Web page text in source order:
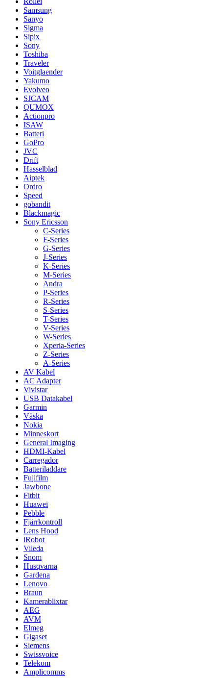
Samsung
Sanyo
Sigma
Sipix
Sony
Toshiba
Traveler
Voitglaender
Yakumo
Evolveo
SJCAM
QUMOX
Actionpro
ISAW
Batteri
GoPro
JVC
Drift
Hasselblad
Aiptek
Ordro
Speed
gobandit
Blackmagic
Sony Ericsson
C-Series
F-Series
G-Series
J-Series
K-Series
M-Series
Andra
P-Series
R-Series
S-Series
T-Series
V-Series
W-Series
Xperia-Series
Z-Series
A-Series
AV Kabel
AC Adapter
Vivistar
USB Datakabel
Garmin
Väska
Nokia
Minneskort
General Imaging
HDMI-Kabel
Carregador
Batteriladdare
Fujifilm
Jawbone
Fitbit
Huawei
Pebble
Fjärrkontroll
Lens Hood
iRobot
Vileda
Snom
Husqvarna
Gardena
Lenovo
Braun
Kamerablixtar
AEG
AVM
Elmeg
Gigaset
Siemens
Swissvoice
Telekom
Amplicomms